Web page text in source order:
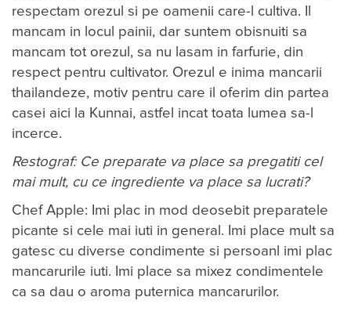
respectam orezul si pe oamenii care-l cultiva. Il
mancam in locul painii, dar suntem obisnuiti sa
mancam tot orezul, sa nu lasam in farfurie, din
respect pentru cultivator. Orezul e inima mancarii
thailandeze, motiv pentru care il oferim din partea
casei aici la Kunnai, astfel incat toata lumea sa-l
incerce.
Restograf: Ce preparate va place sa pregatiti cel
mai mult, cu ce ingrediente va place sa lucrati?
Chef Apple: Imi plac in mod deosebit preparatele
picante si cele mai iuti in general. Imi place mult sa
gatesc cu diverse condimente si persoanl imi plac
mancarurile iuti. Imi place sa mixez condimentele
ca sa dau o aroma puternica mancarurilor.